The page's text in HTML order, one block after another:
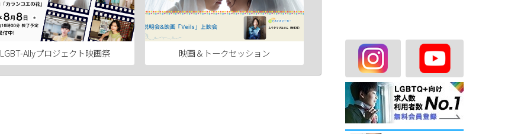
LGBT-Allyプロジェクト映画祭 映画＆トークセッション